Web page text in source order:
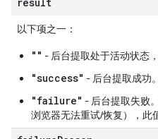
以下项之一：
"" - 后台提取处于活动状态
"success" - 后台提取成功。
"failure" - 后台提取失败
浏览器无法重试/恢复），此